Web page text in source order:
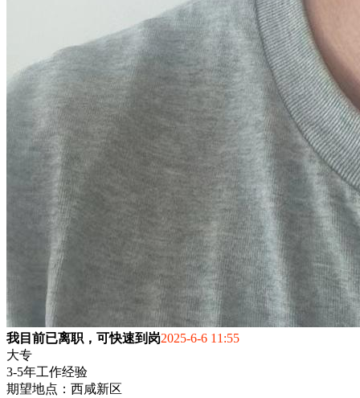
我目前已离职，可快速到岗2025-6-6 11:55
大专
3-5年工作经验
期望地点：西咸新区